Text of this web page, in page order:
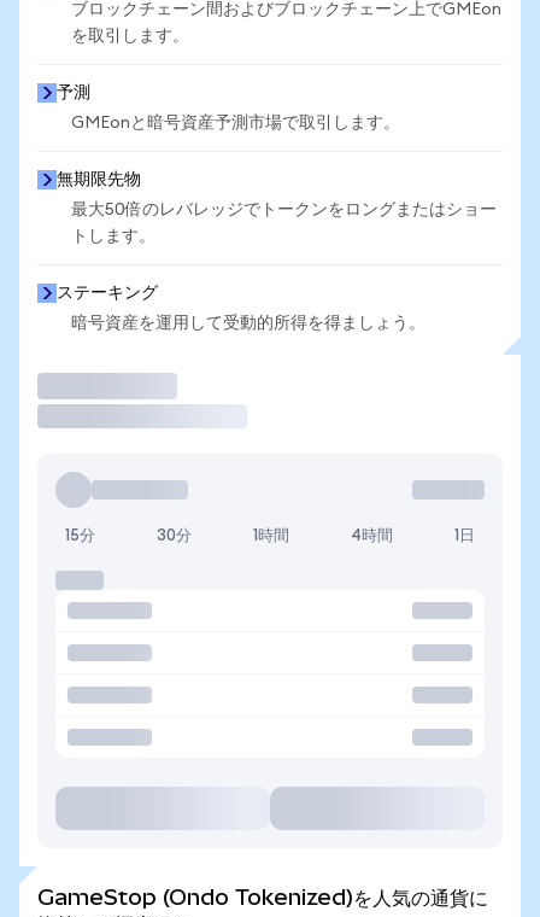
ブロックチェーン間およびブロックチェーン上でGMEon
を取引します。
予測
GMEonと暗号資産予測市場で取引します。
無期限先物
最大50倍のレバレッジでトークンをロングまたはショー
トします。
ステーキング
暗号資産を運用して受動的所得を得ましょう。
15分 30分 1時間 4時間 1日
GameStop (Ondo Tokenized)を人気の通貨に